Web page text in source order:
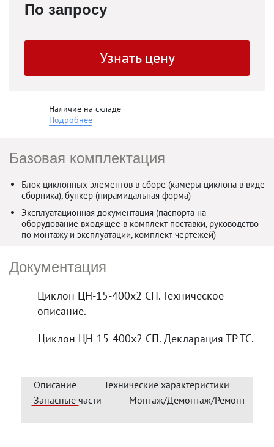
По запросу
Узнать цену
Наличие на складе
Подробнее
Базовая комплектация
Блок циклонных элементов в сборе (камеры циклона в виде
сборника), бункер (пирамидальная форма)
Эксплуатационная документация (паспорта на
оборудование входящее в комплект поставки, руководство
по монтажу и эксплуатации, комплект чертежей)
Документация
Циклон ЦН-15-400х2 СП. Техническое
описание.
Циклон ЦН-15-400х2 СП. Декларация ТР ТС.
Описание
Технические характеристики
Запасные части
Монтаж/Демонтаж/Ремонт